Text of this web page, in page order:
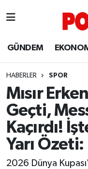
GÜNDEM
HABERLER SPOR
Mısır
Geçti,
Kaçırdı!
Yarı Özeti:
2026 Dünya
Ayvalık
Balya
Bandırma
Bigadiç
BİYOGRAFİLER
Balıkesir Hava
Balıkesir
Balıkesir Trafik
Süper Lig Puan
Tüm Manşetler